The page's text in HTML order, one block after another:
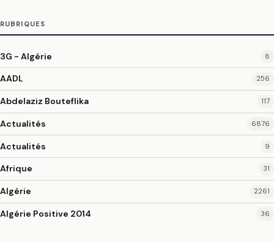
RUBRIQUES
3G - Algérie 8
AADL 256
Abdelaziz Bouteflika 117
Actualités 6876
Actualités 9
Afrique 31
Algérie 2261
Algérie Positive 2014 36